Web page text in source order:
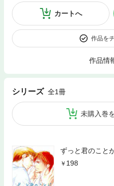
カートへ
作品を
作品情
シリーズ 全1冊
未購入巻
ずっと君のこと
198